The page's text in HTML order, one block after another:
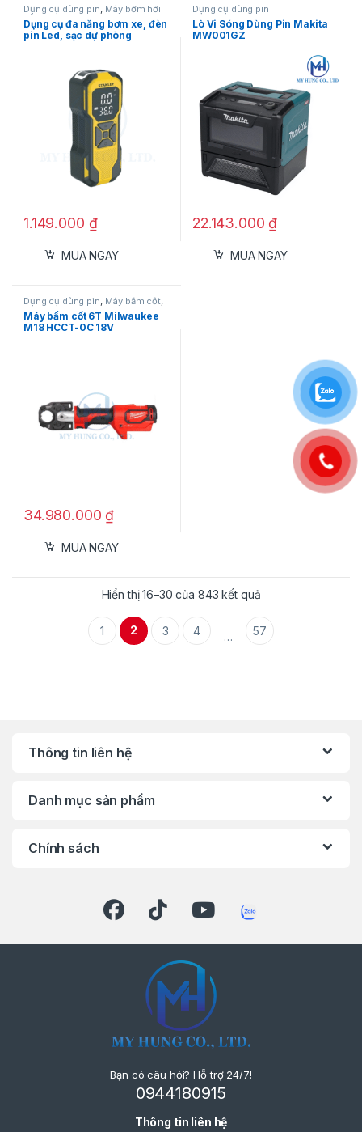
Dụng cụ dùng pin, Máy bơm hơi
dùng pin
Dụng cụ đa năng bơm xe, đèn
pin Led, sạc dự phòng
1.149.000 ₫
MUA NGAY
Dụng cụ dùng pin
Lò Vi Sóng Dùng Pin Makita
MW001GZ
22.143.000 ₫
MUA NGAY
Dụng cụ dùng pin Máy bấm cốt,
Milwaukee
Máy bấm cốt 6T Milwaukee
M18 HCCT-0C 18V
34.980.000 ₫
MUA NGAY
Hiển thị 16–30 của 843 kết quả
1 2 3 4 … 57
Thông tin liên hệ
Danh mục sản phẩm
Chính sách
Bạn có câu hỏi? Hỗ trợ 24/7!
0944180915
Thông tin liên hệ